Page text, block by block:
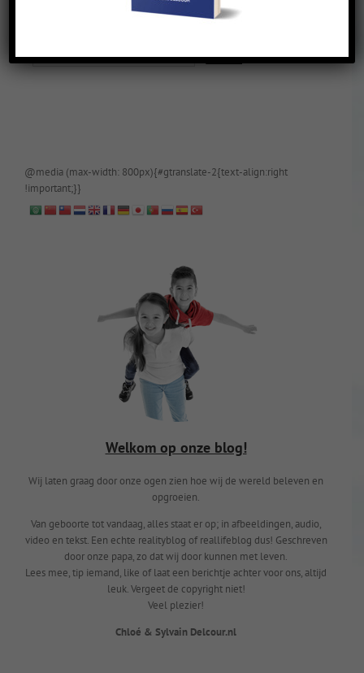
@media (max-width: 800px){#gtranslate-2{text-align:right
!important;}}
Welkom op onze blog!
Wij laten graag door onze ogen zien hoe wij de wereld beleven en
opgroeien.
Van geboorte tot vandaag, alles staat er op; in afbeeldingen, audio,
video en tekst. Een echte realityblog of reallifeblog dus! Geschreven
door onze papa, zo dat wij door kunnen met leven.
Lees mee, tip iemand, like of laat een berichtje achter voor ons, altijd
leuk. Vergeet de copyright niet!
Veel plezier!
Chloé & Sylvain Delcour.nl